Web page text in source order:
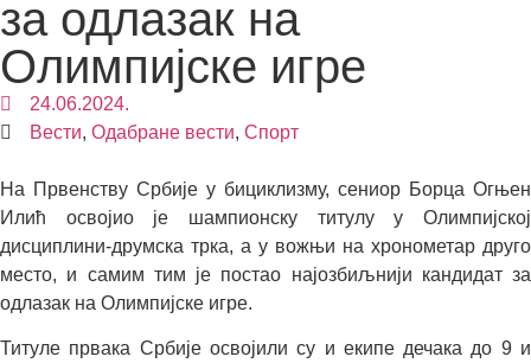
за одлазак на
Олимпијске игре
24.06.2024.
Вести, Одабране вести, Спорт
На Првенству Србије у бициклизму, сениор Борца Огњен
Илић освојио је шампионску титулу у Олимпијској
дисциплини-друмска трка, а у вожњи на хронометар друго
место, и самим тим је постао најозбиљнији кандидат за
одлазак на Олимпијске игре.
Титуле првака Србије освојили су и екипе дечака до 9 и